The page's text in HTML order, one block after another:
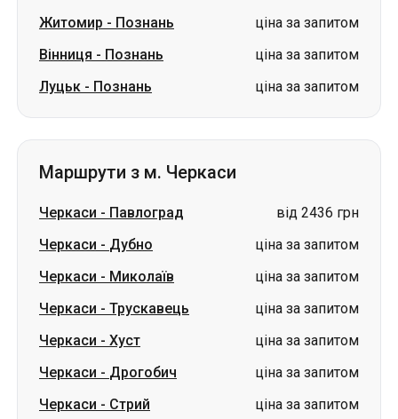
Житомир - Познань
ціна за запитом
Вінниця - Познань
ціна за запитом
Луцьк - Познань ціна за запитом
Маршрути з м. Черкаси
Черкаси - Павлоград
від 2436 грн
Черкаси - Дубно
ціна за запитом
Черкаси - Миколаїв
ціна за запитом
Черкаси - Трускавець
ціна за запитом
Черкаси - Хуст
ціна за запитом
Черкаси - Дрогобич
ціна за запитом
Черкаси - Стрий
ціна за запитом